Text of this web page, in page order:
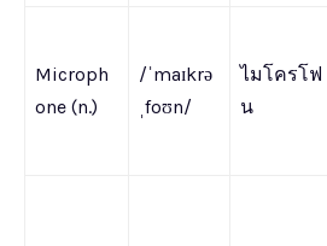
Microph
one (n.)
/ˈmaɪkrə
ˌfoʊn/
ไมโครโฟ
น